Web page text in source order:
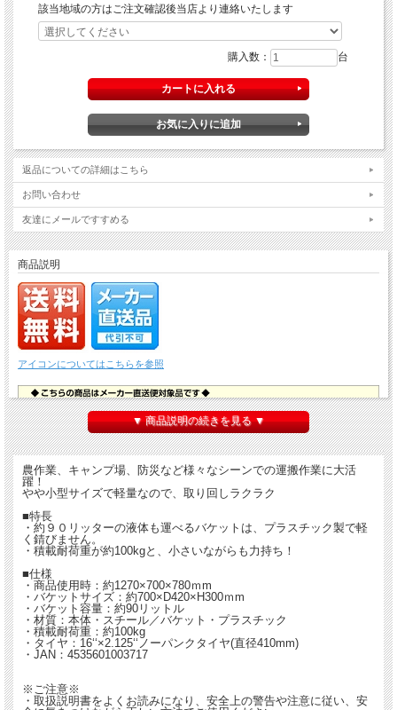
該当地域の方はご注文確認後当店より連絡いたします
購入数： 台
返品についての詳細はこちら
お問い合わせ
友達にメールですすめる
商品説明
アイコンについてはこちらを参照
▼ 商品説明の続きを見る ▼
農作業、キャンプ場、防災など様々なシーンでの運搬作業に大活
躍！
やや小型サイズで軽量なので、取り回しラクラク
■特長
・約９０リッターの液体も運べるバケットは、プラスチック製で軽
く錆びません。
・積載耐荷重が約100kgと、小さいながらも力持ち！
■仕様
・商品使用時：約1270×700×780ｍm
・バケットサイズ：約700×D420×H300ｍm
・バケット容量：約90リットル
・材質：本体・スチール／バケット・プラスチック
・積載耐荷重：約100kg
・タイヤ：16‘‘×2.125‘‘ノーパンクタイヤ(直径410mm)
・JAN：4535601003717
※ご注意※
・取扱説明書をよくお読みになり、安全上の警告や注意に従い、安